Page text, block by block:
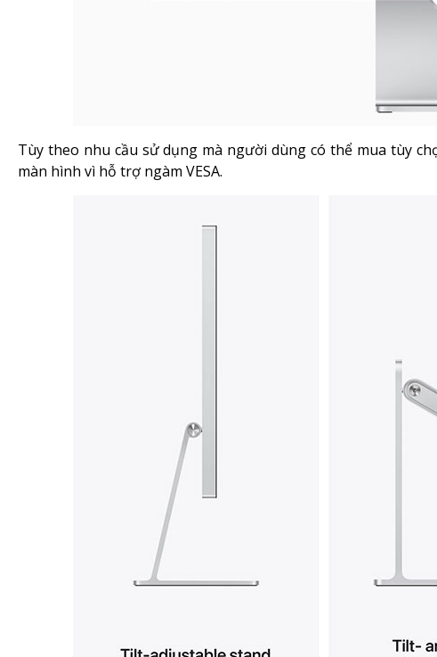
Tùy theo nhu cầu sử dụng mà người dùng có thể mua tùy
màn hình vì hỗ trợ ngàm VESA.